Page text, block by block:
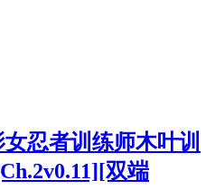
忍者训练师木叶训
双端